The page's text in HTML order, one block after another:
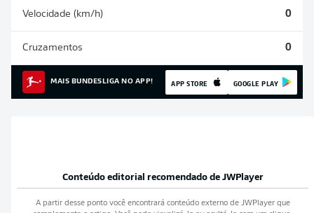
Velocidade (km/h) 0
Cruzamentos 0
MAIS BUNDESLIGA NO APP! APP STORE GOOGLE PLAY
Conteúdo editorial recomendado de JWPlayer
A partir desse ponto você encontrará conteúdo externo de JWPlayerque